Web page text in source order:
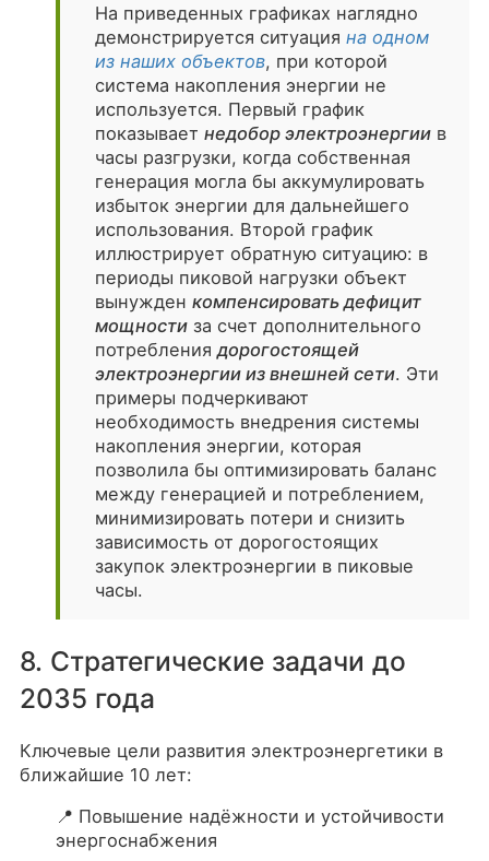
На приведенных графиках наглядно
демонстрируется ситуацияна одном
из наших объектов, при которой
система накопления энергии не
используется. Первый график
показываетнедобор электроэнергии в
часы разгрузки, когда собственная
генерация могла бы аккумулировать
избыток энергии для дальнейшего
использования. Второй график
иллюстрирует обратную ситуацию: в
периоды пиковой нагрузки объект
вынужденкомпенсировать дефицит
мощности за счет дополнительного
потреблениядорогостоящей
электроэнергии из внешней сети. Эти
примеры подчеркивают
необходимость внедрения системы
накопления энергии, которая
позволила бы оптимизировать баланс
между генерацией и потреблением,
минимизировать потери и снизить
зависимость от дорогостоящих
закупок электроэнергии в пиковые
часы.
8. Стратегические задачи до
2035 года
Ключевые цели развития электроэнергетики в
ближайшие 10 лет:
📍 Повышение надёжности и устойчивости
энергоснабжения